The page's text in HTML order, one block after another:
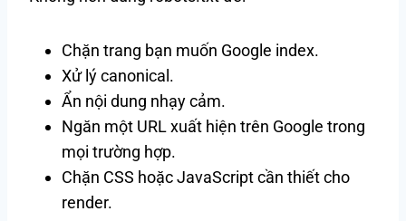
Chặn trang bạn muốn Google index.
Xử lý canonical.
Ẩn nội dung nhạy cảm.
Ngăn một URL xuất hiện trên Google trong
mọi trường hợp.
Chặn CSS hoặc JavaScript cần thiết cho
render.